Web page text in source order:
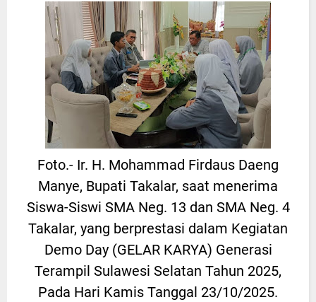
Foto.- Ir. H. Mohammad Firdaus Daeng
Manye, Bupati Takalar, saat menerima
Siswa-Siswi SMA Neg. 13 dan SMA Neg. 4
Takalar, yang berprestasi dalam Kegiatan
Demo Day (GELAR KARYA) Generasi
Terampil Sulawesi Selatan Tahun 2025,
Pada Hari Kamis Tanggal 23/10/2025.